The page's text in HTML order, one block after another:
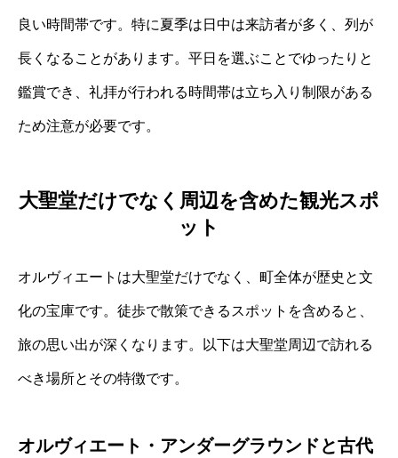
良い時間帯です。特に夏季は日中は来訪者が多く、列が
長くなることがあります。平日を選ぶことでゆったりと
鑑賞でき、礼拝が行われる時間帯は立ち入り制限がある
ため注意が必要です。
大聖堂だけでなく周辺を含めた観光スポ
ット
オルヴィエートは大聖堂だけでなく、町全体が歴史と文
化の宝庫です。徒歩で散策できるスポットを含めると、
旅の思い出が深くなります。以下は大聖堂周辺で訪れる
べき場所とその特徴です。
オルヴィエート・アンダーグラウンドと古代